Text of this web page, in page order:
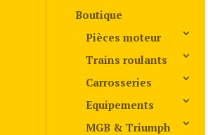
Boutique
Pièces moteur
Trains roulants
Carrosseries
Equipements
MGB & Triumph